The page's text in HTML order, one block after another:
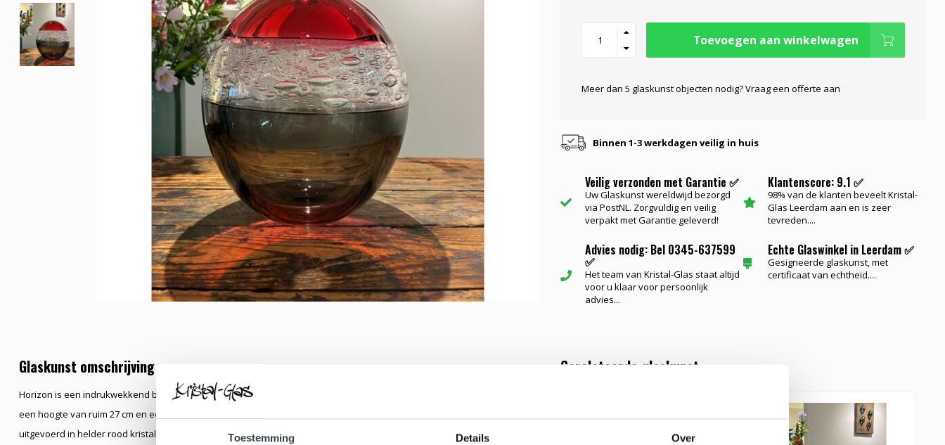
Toestemming Details Over
Toevoegen aan winkelwagen
Meer dan 5 glaskunst objecten nodig? Vraag een offerte aan
Binnen 1-3 werkdagen veilig in huis
Veilig verzonden met Garantie ✅
Uw Glaskunst wereldwijd bezorgd
via PostNL. Zorgvuldig en veilig
verpakt met Garantie geleverd!
Klantenscore: 9.1 ✅
98% van de klanten beveelt Kristal-
Glas Leerdam aan en is zeer
tevreden....
Advies nodig: Bel 0345-637599
✅
Het team van Kristal-Glas staat altijd
voor u klaar voor persoonlijk
advies...
Echte Glaswinkel in Leerdam ✅
Gesigneerde glaskunst, met
certificaat van echtheid....
Glaskunst omschrijving
Horizon is een indrukwekkend bolvormig kunstobject van kristalglas dat symbool staat voor balans, energie en rust. Met
een hoogte van ruim 27 cm en een gewicht van bijna 5 kilo is dit een krachtig statement in glaskunst. De bovenkant is
uitgevoerd in helder rood kristal, warm en levendig als een ondergaande zon, een kleur die staat voor passie, kracht en
Gerelateerde glaskunst